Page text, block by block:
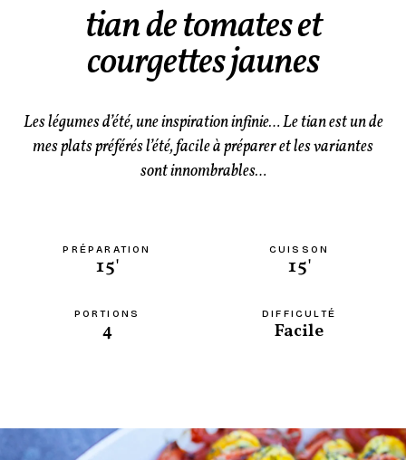
tian de tomates et
courgettes jaunes
Les légumes d’été, une inspiration infinie… Le tian est un de
mes plats préférés l’été, facile à préparer et les variantes
sont innombrables…
PRÉPARATION
15'
CUISSON
15'
PORTIONS
4
DIFFICULTÉ
Facile